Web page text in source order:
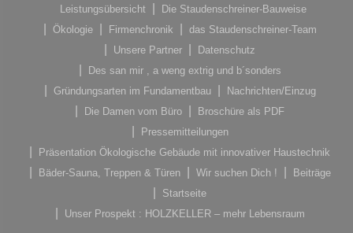
Leistungsübersicht
Die Staudenschreiner-Bauweise
Ökologie
Firmenchronik
das Staudenschreiner-Team
Unsere Partner
Datenschutz
Des san mir , a weng extrig und b´sonders
Gründungsarten im Fundamentbau
Nachrichten/Einzug
Die Damen vom Büro
Broschüre als PDF
Pressemitteilungen
Präsentation Ökologische Gebäude mit innovativer Haustechnik
Bäder-Sauna, Treppen & Türen
Wir suchen Dich !
Beiträge
Startseite
Unser Prospekt : HOLZKELLER – mehr Lebensraum